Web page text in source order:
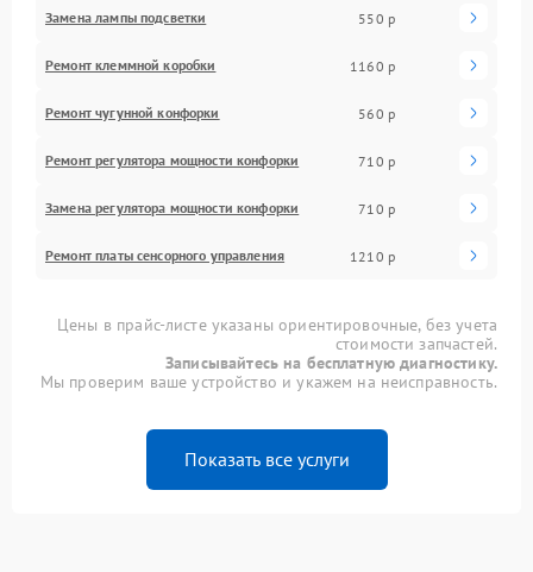
Замена лампы подсветки 550 р
Ремонт клеммной коробки 1160 р
Ремонт чугунной конфорки 560 р
Ремонт регулятора мощности конфорки 710 р
Замена регулятора мощности конфорки 710 р
Ремонт платы сенсорного управления 1210 р
Цены в прайс-листе указаны ориентировочные, без учета
стоимости запчастей.
Записывайтесь на бесплатную диагностику.
Мы проверим ваше устройство и укажем на неисправность.
Показать все услуги